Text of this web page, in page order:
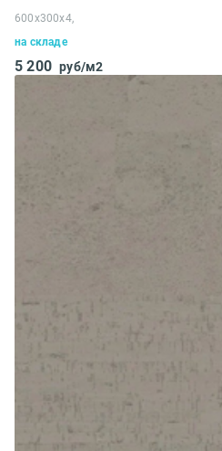
600x300x4,
на складе
5 200 руб/м2